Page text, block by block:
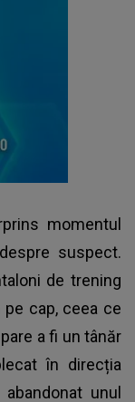
momentul
suspect.
de trening
cap, ceea ce
a fi un tânăr
în direcția
unul